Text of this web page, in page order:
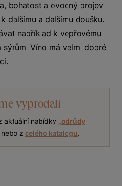
bohatost a ovocný projev
dalšímu a dalšímu doušku.
například k vepřovému
sýrům. Víno má velmi dobré
vyprodali
aktuální nabídky
odrůdy
nebo z celého katalogu.